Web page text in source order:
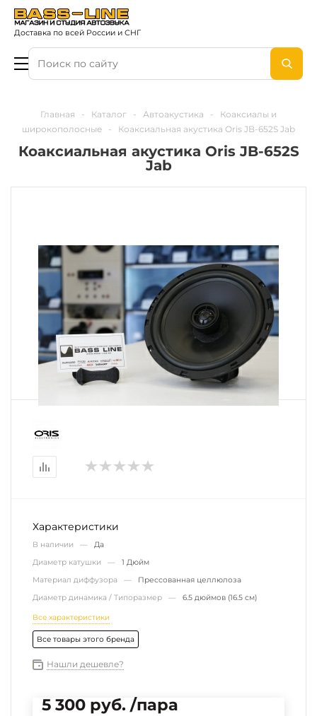
Доставка по всей России и СНГ
Главная - Каталог - Автоакустика -
Коаксиалы и
широкополосные
- Коаксиальная акустика Oris JB-652S Jab
Коаксиальная акустика Oris JB-652S
Jab
Характеристики
В наличии — Да
Диаметр катушки — 1 Дюйм
Материал диффузора — Прессованная целлюлоза
Диаметр динамика / Типоразмер — 6.5 дюймов (16.5 см)
Все характеристики
Все товары этого бренда
Нашли дешевле?
5 300 руб. /пара